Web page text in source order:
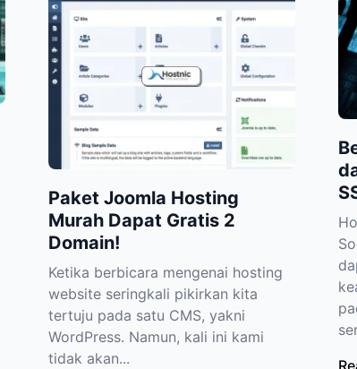
Paket Joomla Hosting
Murah Dapat Gratis 2
Domain!
Ketika berbicara mengenai hosting
website seringkali pikirkan kita
tertuju pada satu CMS, yakni
WordPress. Namun, kali ini kami
tidak akan...